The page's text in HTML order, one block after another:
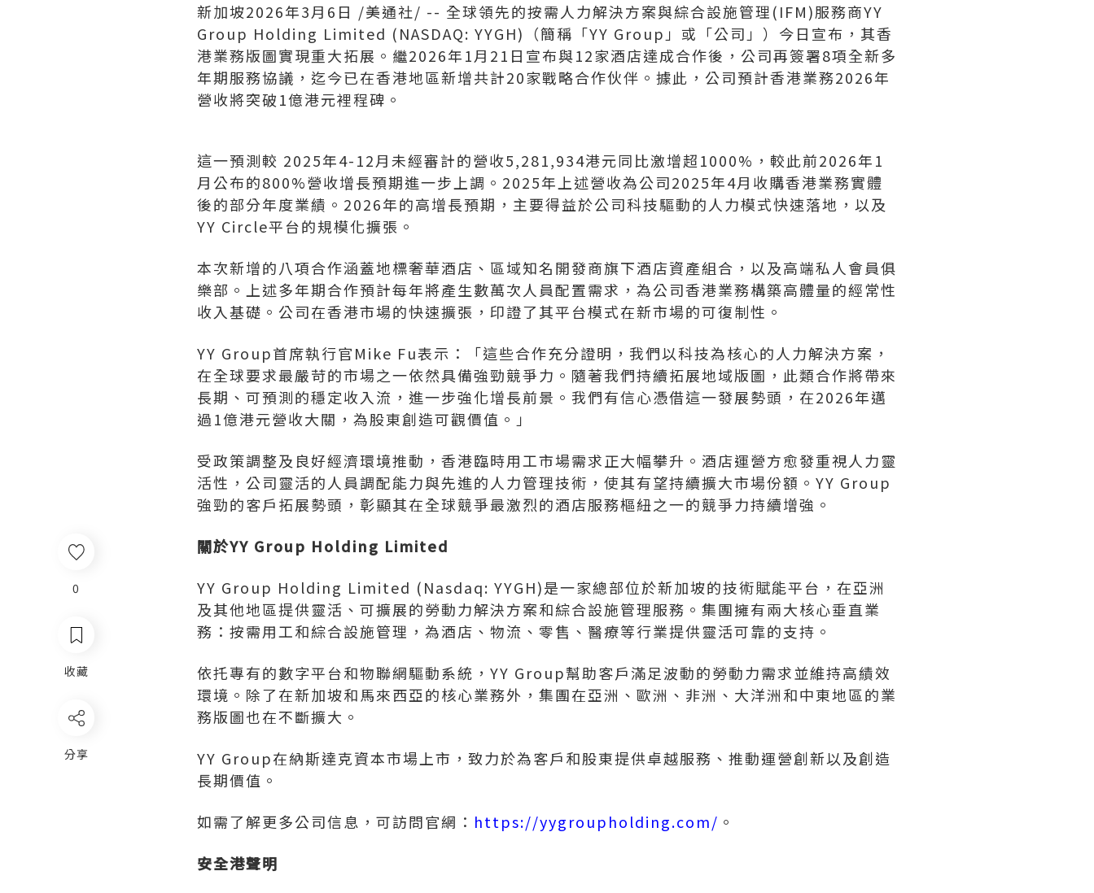
0
收藏
分享
新加坡2026年3月6日 /美通社/ -- 全球領先的按需人力解決方案與綜合設施管理(IFM)服務商YY
Group Holding Limited (NASDAQ: YYGH) （簡稱「YY Group」或「公司」） 今日宣布，其香
港業務版圖實現重大拓展。繼2026年1月21日宣布與12家酒店達成合作後，公司再簽署8項全新多
年期服務協議，迄今已在香港地區新增共計20家戰略合作伙伴。據此，公司預計香港業務2026年
營收將突破1億港元裡程碑。
這一預測較 2025年4-12月未經審計的營收5,281,934港元同比激增超1000%，較此前2026年1
月公布的800%營收增長預期進一步上調。2025年上述營收為公司2025年4月收購香港業務實體
後的部分年度業績。2026年的高增長預期，主要得益於公司科技驅動的人力模式快速落地，以及
YY Circle平台的規模化擴張。
本次新增的八項合作涵蓋地標奢華酒店、區域知名開發商旗下酒店資產組合，以及高端私人會員俱
樂部。上述多年期合作預計每年將產生數萬次人員配置需求，為公司香港業務構築高體量的經常性
收入基礎。公司在香港市場的快速擴張，印證了其平台模式在新市場的可復制性。
YY Group首席執行官Mike Fu表示：「這些合作充分證明，我們以科技為核心的人力解決方案，
在全球要求最嚴苛的市場之一依然具備強勁競爭力。隨著我們持續拓展地域版圖，此類合作將帶來
長期、可預測的穩定收入流，進一步強化增長前景。我們有信心憑借這一發展勢頭，在2026年邁
過1億港元營收大關，為股東創造可觀價值。」
受政策調整及良好經濟環境推動，香港臨時用工市場需求正大幅攀升。酒店運營方愈發重視人力靈
活性，公司靈活的人員調配能力與先進的人力管理技術，使其有望持續擴大市場份額。YY Group
強勁的客戶拓展勢頭，彰顯其在全球競爭最激烈的酒店服務樞紐之一的競爭力持續增強。
關於YY Group Holding Limited
YY Group Holding Limited (Nasdaq: YYGH)是一家總部位於新加坡的技術賦能平台，在亞洲
及其他地區提供靈活、可擴展的勞動力解決方案和綜合設施管理服務。集團擁有兩大核心垂直業
務：按需用工和綜合設施管理，為酒店、物流、零售、醫療等行業提供靈活可靠的支持。
依托專有的數字平台和物聯網驅動系統，YY Group幫助客戶滿足波動的勞動力需求並維持高績效
環境。除了在新加坡和馬來西亞的核心業務外，集團在亞洲、歐洲、非洲、大洋洲和中東地區的業
務版圖也在不斷擴大。
YY Group在納斯達克資本市場上市，致力於為客戶和股東提供卓越服務、推動運營創新以及創造
長期價值。
如需了解更多公司信息，可訪問官網： https://yygroupholding.com/ 。
安全港聲明